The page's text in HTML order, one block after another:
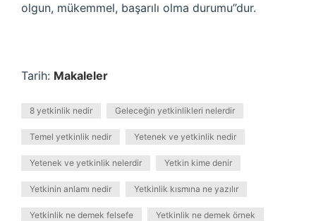
olgun, mükemmel, başarılı olma durumu”dur.
Tarih: Makaleler
8 yetkinlik nedir Geleceğin yetkinlikleri nelerdir
Temel yetkinlik nedir Yetenek ve yetkinlik nedir
Yetenek ve yetkinlik nelerdir Yetkin kime denir
Yetkinin anlamı nedir Yetkinlik kısmına ne yazılır
Yetkinlik ne demek felsefe Yetkinlik ne demek örnek